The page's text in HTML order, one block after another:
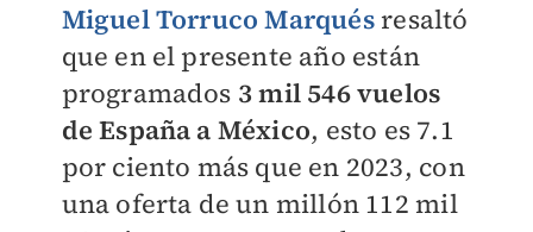
Miguel Torruco Marquésresaltó
que en el presente año están
programados 3 mil 546 vuelos
de España a México, esto es 7.1
por ciento más que en 2023, con
una oferta de un millón 112 mil